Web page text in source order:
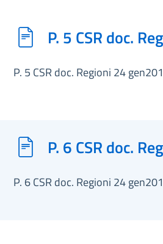
P. 5 CSR doc.
P. 5 CSR doc. Regioni 24
P. 6 CSR doc.
P. 6 CSR doc. Regioni 24